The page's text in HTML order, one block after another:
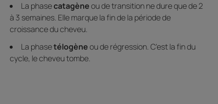
La phasecatagèneou de transition ne dure que de 2
à 3 semaines. Elle marque la fin de la période de
croissance du cheveu.
La phasetélogèneou de régression. C'est la fin du
cycle, le cheveu tombe.